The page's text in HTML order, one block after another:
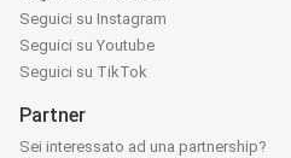
Seguici su Instagram
Seguici su Youtube
Seguici su TikTok
Partner
Sei interessato ad una partnership?